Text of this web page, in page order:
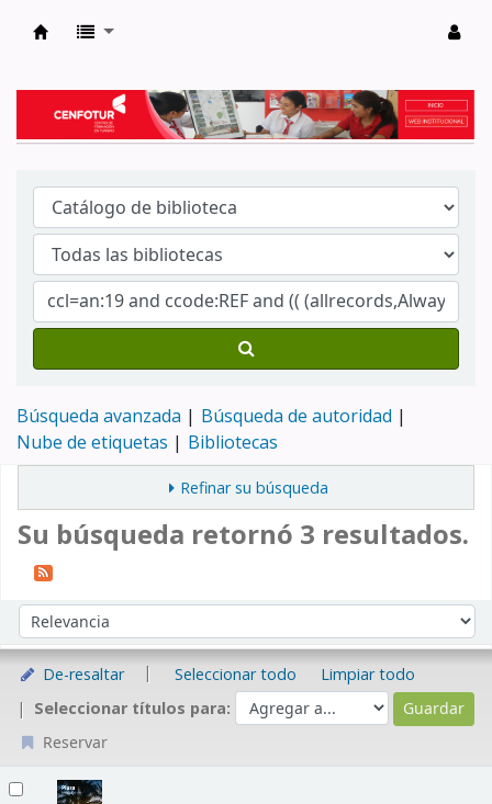
Búsqueda avanzada
Búsqueda de autoridad
Nube de etiquetas
Bibliotecas
Refinar su búsqueda
Su búsqueda retornó 3 resultados.
Ordenar por:
De-resaltar Seleccionar todo
Limpiar todo
Seleccionar títulos para:
Reservar